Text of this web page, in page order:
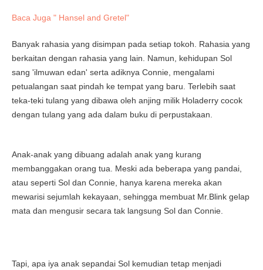
Baca Juga " Hansel and Gretel"
Banyak rahasia yang disimpan pada setiap tokoh. Rahasia yang
berkaitan dengan rahasia yang lain. Namun, kehidupan Sol
sang 'ilmuwan edan' serta adiknya Connie, mengalami
petualangan saat pindah ke tempat yang baru. Terlebih saat
teka-teki tulang yang dibawa oleh anjing milik Holaderry cocok
dengan tulang yang ada dalam buku di perpustakaan.
Anak-anak yang dibuang adalah anak yang kurang
membanggakan orang tua. Meski ada beberapa yang pandai,
atau seperti Sol dan Connie, hanya karena mereka akan
mewarisi sejumlah kekayaan, sehingga membuat Mr.Blink gelap
mata dan mengusir secara tak langsung Sol dan Connie.
Tapi, apa iya anak sepandai Sol kemudian tetap menjadi